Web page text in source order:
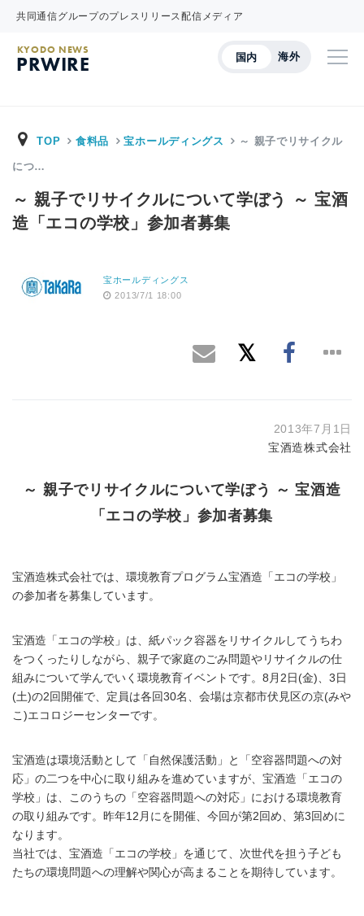
共同通信グループのプレスリリース配信メディア
国内 海外
KYODO NEWS
PRWIRE
TOP 食料品 宝ホールディングス ～ 親子でリサイクル
につ…
～ 親子でリサイクルについて学ぼう ～ 宝酒
造「エコの学校」参加者募集
宝ホールディングス
2013/7/1 18:00
2013年7月1日
宝酒造株式会社
～ 親子でリサイクルについて学ぼう ～ 宝酒造
「エコの学校」参加者募集
宝酒造株式会社では、環境教育プログラム宝酒造「エコの学校」
の参加者を募集しています。
宝酒造「エコの学校」は、紙パック容器をリサイクルしてうちわ
をつくったりしながら、親子で家庭のごみ問題やリサイクルの仕
組みについて学んでいく環境教育イベントです。8月2日(金)、3日
(土)の2回開催で、定員は各回30名、会場は京都市伏見区の京(みや
こ)エコロジーセンターです。
宝酒造は環境活動として「自然保護活動」と「空容器問題への対
応」の二つを中心に取り組みを進めていますが、宝酒造「エコの
学校」は、このうちの「空容器問題への対応」における環境教育
の取り組みです。昨年12月にを開催、今回が第2回め、第3回めに
なります。
当社では、宝酒造「エコの学校」を通じて、次世代を担う子ども
たちの環境問題への理解や関心が高まることを期待しています。